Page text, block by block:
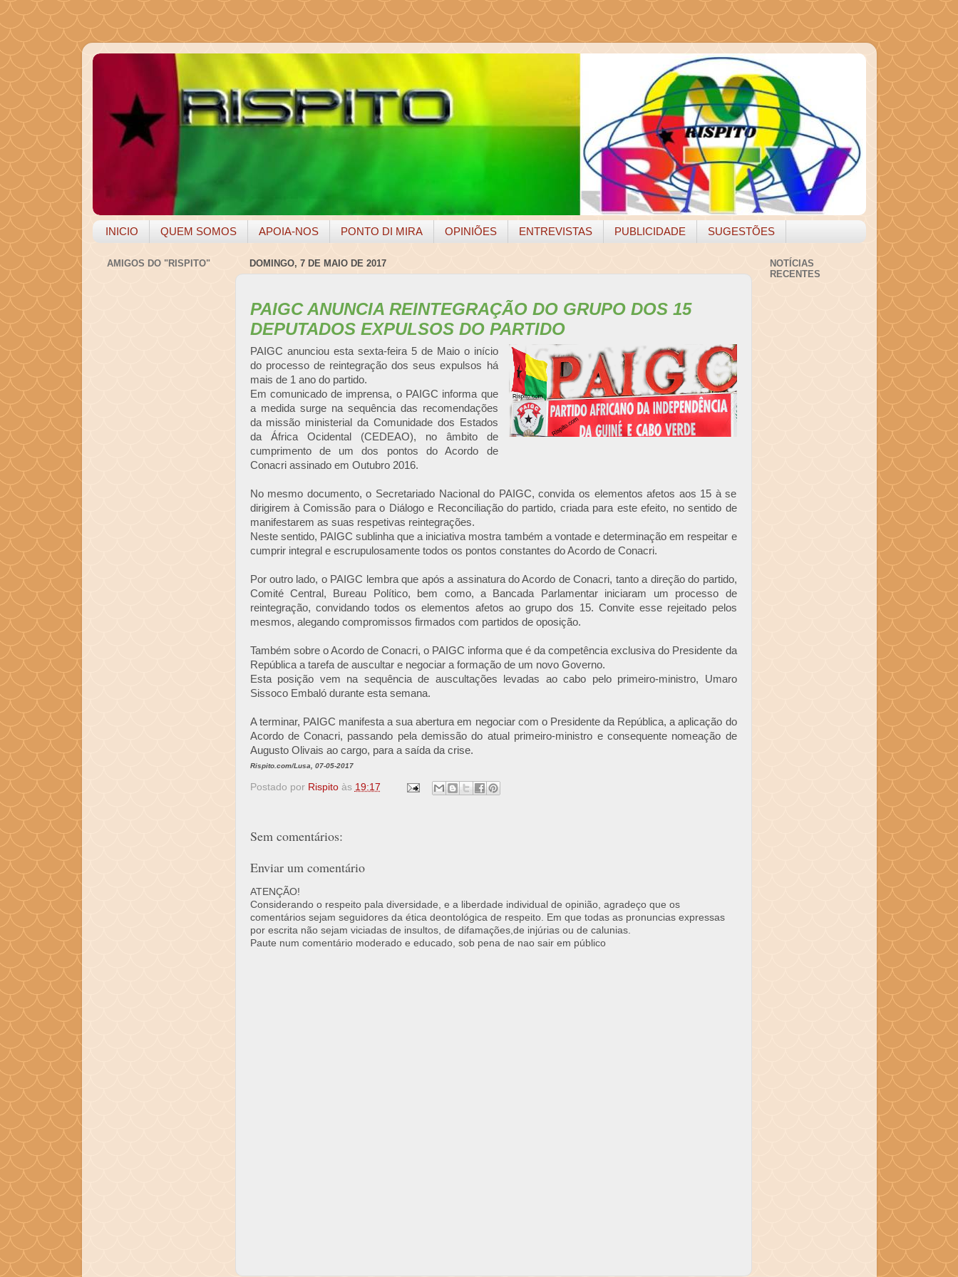
INICIO QUEM SOMOS APOIA-NOS PONTO DI MIRA OPINIÕES ENTREVISTAS PUBLICIDADE SUGESTÕES
DOMINGO, 7 DE MAIO DE 2017
PAIGC ANUNCIA REINTEGRAÇÃO DO GRUPO DOS 15
DEPUTADOS EXPULSOS DO PARTIDO
PAIGC anunciou esta sexta-feira 5 de Maio o início
do processo de reintegração dos seus expulsos há
mais de 1 ano do partido.
Em comunicado de imprensa, o PAIGC informa que
a medida surge na sequência das recomendações
da missão ministerial da Comunidade dos Estados
da África Ocidental (CEDEAO), no âmbito de
cumprimento de um dos pontos do Acordo de
Conacri assinado em Outubro 2016.
No mesmo documento, o Secretariado Nacional do PAIGC, convida os elementos afetos aos 15 à se
dirigirem à Comissão para o Diálogo e Reconciliação do partido, criada para este efeito, no sentido de
manifestarem as suas respetivas reintegrações.
Neste sentido, PAIGC sublinha que a iniciativa mostra também a vontade e determinação em respeitar e
cumprir integral e escrupulosamente todos os pontos constantes do Acordo de Conacri.
Por outro lado, o PAIGC lembra que após a assinatura do Acordo de Conacri, tanto a direção do partido,
Comité Central, Bureau Político, bem como, a Bancada Parlamentar iniciaram um processo de
reintegração, convidando todos os elementos afetos ao grupo dos 15. Convite esse rejeitado pelos
mesmos, alegando compromissos firmados com partidos de oposição.
Também sobre o Acordo de Conacri, o PAIGC informa que é da competência exclusiva do Presidente da
República a tarefa de auscultar e negociar a formação de um novo Governo.
Esta posição vem na sequência de auscultações levadas ao cabo pelo primeiro-ministro, Umaro
Sissoco Embaló durante esta semana.
A terminar, PAIGC manifesta a sua abertura em negociar com o Presidente da República, a aplicação do
Acordo de Conacri, passando pela demissão do atual primeiro-ministro e consequente nomeação de
Augusto Olivais ao cargo, para a saída da crise.
Rispito.com/Lusa, 07-05-2017
Postado por Rispito às 19:17
Sem comentários:
Enviar um comentário
ATENÇÃO!
Considerando o respeito pala diversidade, e a liberdade individual de opinião, agradeço que os
comentários sejam seguidores da ética deontológica de respeito. Em que todas as pronuncias expressas
por escrita não sejam viciadas de insultos, de difamações,de injúrias ou de calunias.
Paute num comentário moderado e educado, sob pena de nao sair em público
AMIGOS DO "RISPITO"
NOTÍCIAS
RECENTES